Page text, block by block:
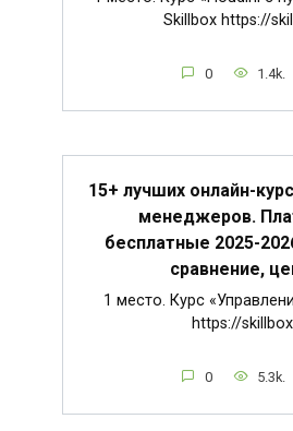
Skillbox https://
0 1.4k.
15+ лучших онлайн-
менеджеров.
бесплатные 2025-
сравнение,
1 место. Курс
https://
0 5.3k.